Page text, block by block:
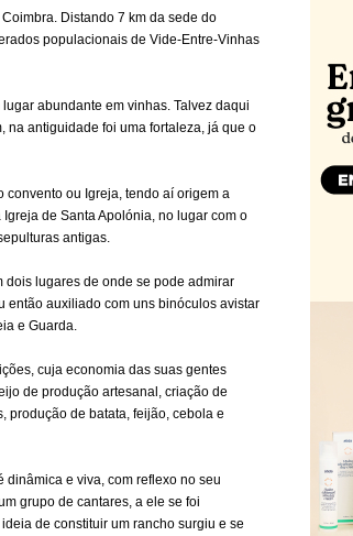
Distando 7 km da sede do
populacionais de Vide-Entre-Vinhas
abundante em vinhas. Talvez daqui
na antiguidade foi uma fortaleza, já que o
convento ou Igreja, tendo aí origem a
de Santa Apolónia, no lugar com o
antigas.
dois lugares de onde se pode admirar
então auxiliado com uns binóculos avistar
e Guarda.
cuja economia das suas gentes
de produção artesanal, criação de
produção de batata, feijão, cebola e
dinâmica e viva, com reflexo no seu
grupo de cantares, a ele se foi
de constituir um rancho surgiu e se